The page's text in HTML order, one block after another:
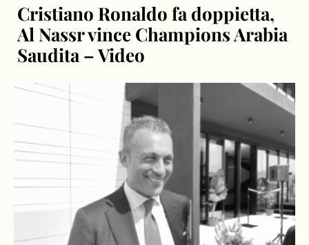
Cristiano Ronaldo fa doppietta,
Al Nassr vince Champions Arabia
Saudita – Video